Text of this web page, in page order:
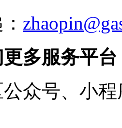
多服务平台
众号、小